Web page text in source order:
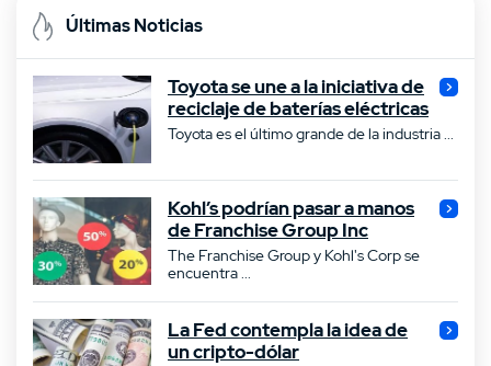
Últimas Noticias
Toyota se une a la iniciativa de
reciclaje de baterías eléctricas
Toyota es el último grande de la industria ...
Kohl’s podrían pasar a manos
de Franchise Group Inc
The Franchise Group y Kohl's Corp se
encuentra ...
La Fed contempla la idea de
un cripto-dólar